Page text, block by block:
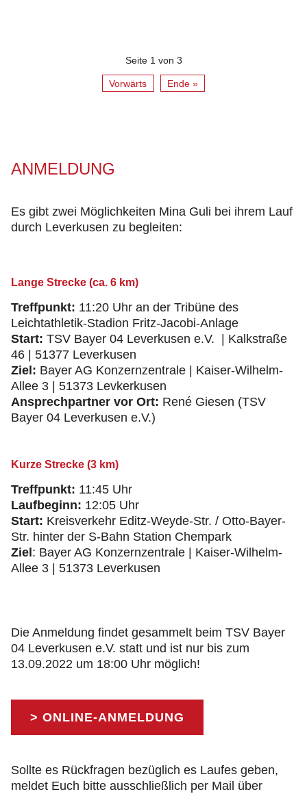
Seite 1 von 3
Vorwärts Ende »
ANMELDUNG
Es gibt zwei Möglichkeiten Mina Guli bei ihrem Lauf
durch Leverkusen zu begleiten:
Lange Strecke (ca. 6 km)
Treffpunkt: 11:20 Uhr an der Tribüne des
Leichtathletik-Stadion Fritz-Jacobi-Anlage
Start: TSV Bayer 04 Leverkusen e.V. | Kalkstraße
46 | 51377 Leverkusen
Ziel: Bayer AG Konzernzentrale | Kaiser-Wilhelm-
Allee 3 | 51373 Levkerkusen
Ansprechpartner vor Ort: René Giesen (TSV
Bayer 04 Leverkusen e.V.)
Kurze Strecke (3 km)
Treffpunkt: 11:45 Uhr
Laufbeginn: 12:05 Uhr
Start: Kreisverkehr Editz-Weyde-Str. / Otto-Bayer-
Str. hinter der S-Bahn Station Chempark
Ziel : Bayer AG Konzernzentrale | Kaiser-Wilhelm-
Allee 3 | 51373 Leverkusen
Die Anmeldung findet gesammelt beim TSV Bayer
04 Leverkusen e.V. statt und ist nur bis zum
13.09.2022 um 18:00 Uhr möglich!
> ONLINE-ANMELDUNG
Sollte es Rückfragen bezüglich es Laufes geben,
meldet Euch bitte ausschließlich per Mail über